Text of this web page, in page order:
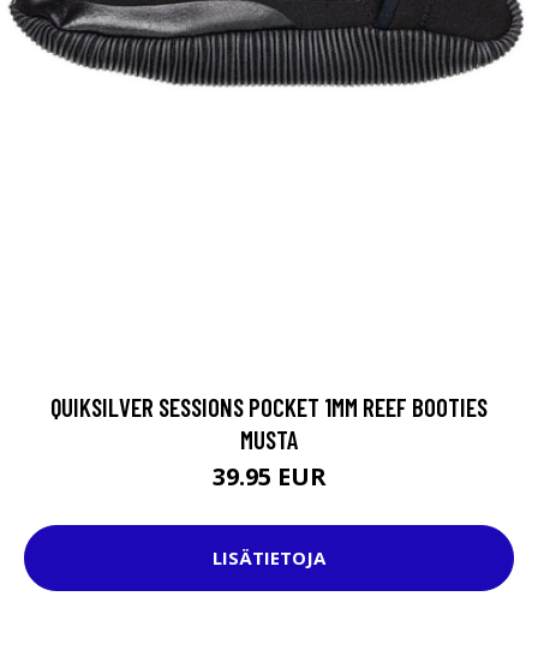
QUIKSILVER SESSIONS POCKET 1MM REEF BOOTIES
MUSTA
39.95 EUR
LISÄTIETOJA